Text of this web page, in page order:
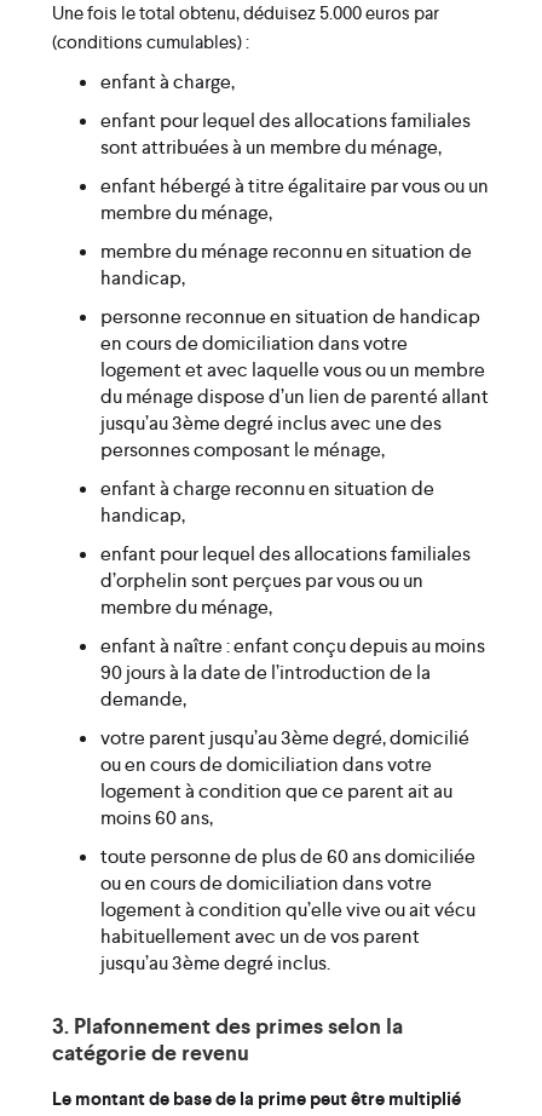
Une fois le total obtenu, déduisez 5.000 euros par
(conditions cumulables) :
enfant à charge,
enfant pour lequel des allocations familiales
sont attribuées à un membre du ménage,
enfant hébergé à titre égalitaire par vous ou un
membre du ménage,
membre du ménage reconnu en situation de
handicap,
personne reconnue en situation de handicap
en cours de domiciliation dans votre
logement et avec laquelle vous ou un membre
du ménage dispose d’un lien de parenté allant
jusqu’au 3ème degré inclus avec une des
personnes composant le ménage,
enfant à charge reconnu en situation de
handicap,
enfant pour lequel des allocations familiales
d’orphelin sont perçues par vous ou un
membre du ménage,
enfant à naître : enfant conçu depuis au moins
90 jours à la date de l’introduction de la
demande,
votre parent jusqu’au 3ème degré, domicilié
ou en cours de domiciliation dans votre
logement à condition que ce parent ait au
moins 60 ans,
toute personne de plus de 60 ans domiciliée
ou en cours de domiciliation dans votre
logement à condition qu’elle vive ou ait vécu
habituellement avec un de vos parent
jusqu’au 3ème degré inclus.
3. Plafonnement des primes selon la
catégorie de revenu
Le montant de base de la prime peut être multiplié